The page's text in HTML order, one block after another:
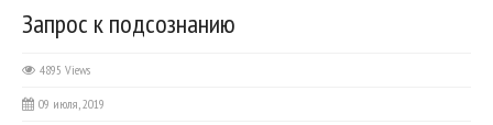
Запрос к подсознанию
4895 Views
09 июля, 2019